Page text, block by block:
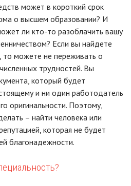
может в короткий срок
о высшем образовании? И
ли кто-то разоблачить вашу
Если вы найдете
то можете не переживать о
трудностей. Вы
который будет
и ни один работодатель
оригинальности. Поэтому,
– найти человека или
которая не будет
благонадежности.